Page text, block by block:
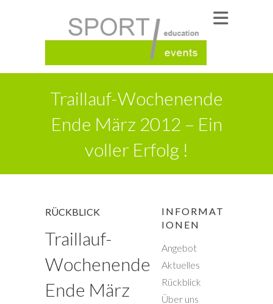
Traillauf-Wochenende
Ende März 2012 – Ein
voller Erfolg !
RÜCKBLICK
Traillauf-
Wochenende
Ende März
INFORMAT
IONEN
Angebot
Aktuelles
Rückblick
Über uns